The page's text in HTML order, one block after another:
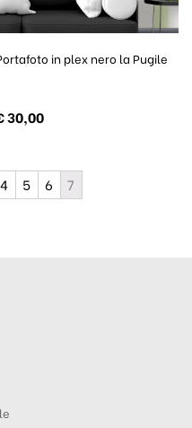
29,90.
è: € 20,93.
in plex nero la Pugile
30,00
4 5 6 7